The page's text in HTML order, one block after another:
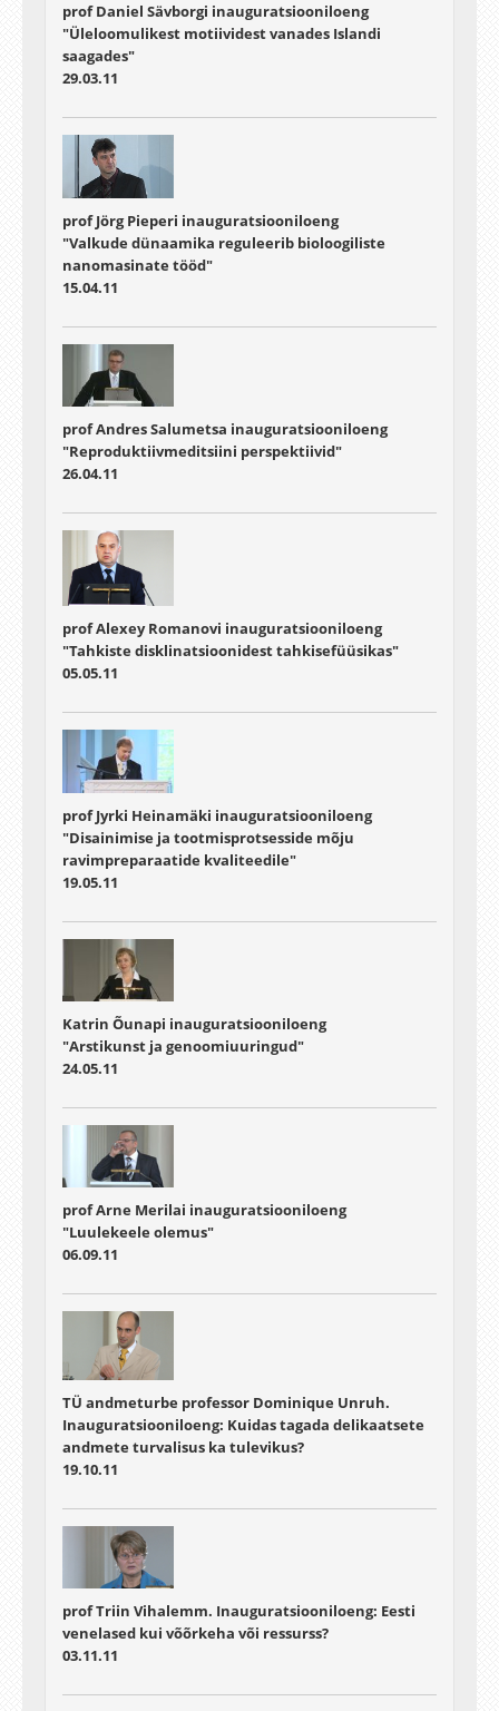
prof Daniel Sävborgi inauguratsiooniloeng
"Üleloomulikest motiividest vanades Islandi
saagades"
29.03.11
prof Jörg Pieperi inauguratsiooniloeng
"Valkude dünaamika reguleerib bioloogiliste
nanomasinate tööd"
15.04.11
prof Andres Salumetsa inauguratsiooniloeng
"Reproduktiivmeditsiini perspektiivid"
26.04.11
prof Alexey Romanovi inauguratsiooniloeng
"Tahkiste disklinatsioonidest tahkisefüüsikas"
05.05.11
prof Jyrki Heinamäki inauguratsiooniloeng
"Disainimise ja tootmisprotsesside mõju
ravimpreparaatide kvaliteedile"
19.05.11
Katrin Õunapi inauguratsiooniloeng
"Arstikunst ja genoomiuuringud"
24.05.11
prof Arne Merilai inauguratsiooniloeng
"Luulekeele olemus"
06.09.11
TÜ andmeturbe professor Dominique Unruh.
Inauguratsiooniloeng: Kuidas tagada delikaatsete
andmete turvalisus ka tulevikus?
19.10.11
prof Triin Vihalemm. Inauguratsiooniloeng: Eesti
venelased kui võõrkeha või ressurss?
03.11.11